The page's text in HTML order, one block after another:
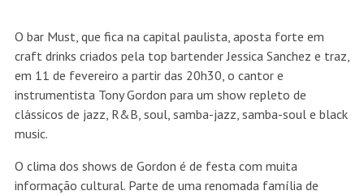
O bar Must, que fica na capital paulista, aposta forte em
craft drinks criados pela top bartender Jessica Sanchez e traz,
em 11 de fevereiro a partir das 20h30, o cantor e
instrumentista Tony Gordon para um show repleto de
clássicos de jazz, R&B, soul, samba-jazz, samba-soul e black
music.
O clima dos shows de Gordon é de festa com muita
informação cultural. Parte de uma renomada família de